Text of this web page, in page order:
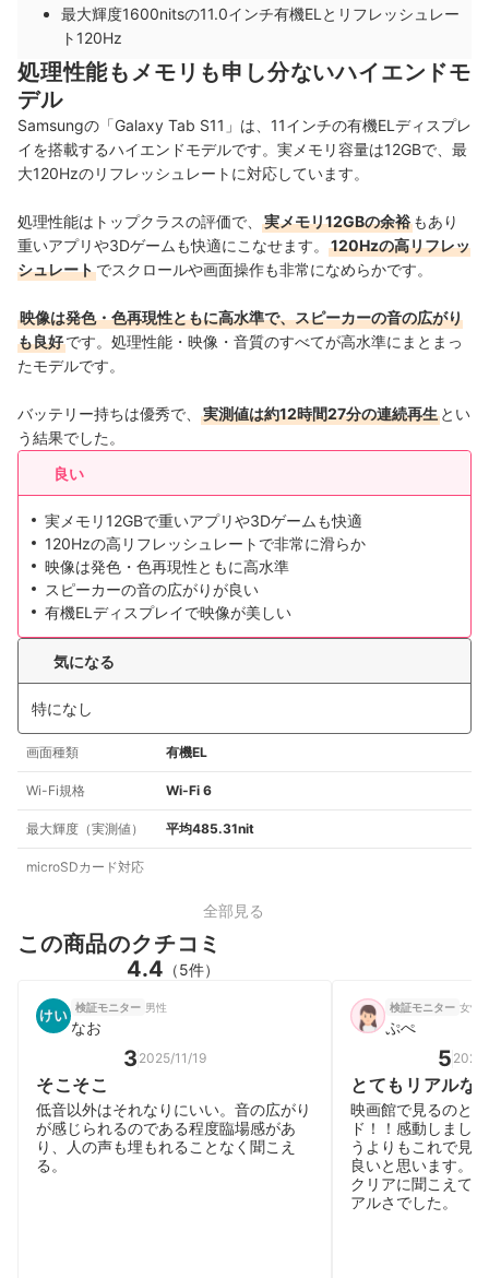
最大輝度1600nitsの11.0インチ有機ELとリフレッシュレー
ト120Hz
処理性能もメモリも申し分ないハイエンドモ
デル
Samsungの「Galaxy Tab S11」は、11インチの有機ELディスプレ
イを搭載するハイエンドモデルです。実メモリ容量は12GBで、最
大120Hzのリフレッシュレートに対応しています。
処理性能はトップクラスの評価で、 実メモリ12GBの余裕 もあり
重いアプリや3Dゲームも快適にこなせます。
120Hzの高リフレッ
シュレートでスクロールや画面操作も非常になめらかです。
映像は発色・色再現性ともに高水準で、スピーカーの音の広がり
も良好です。処理性能・映像・音質のすべてが高水準にまとまっ
たモデルです。
バッテリー持ちは優秀で、 実測値は約12時間27分の連続再生 とい
う結果でした。
良い
実メモリ12GBで重いアプリや3Dゲームも快適
120Hzの高リフレッシュレートで非常に滑らか
映像は発色・色再現性ともに高水準
スピーカーの音の広がりが良い
有機ELディスプレイで映像が美しい
気になる
特になし
画面種類 有機EL
Wi-Fi規格 Wi-Fi 6
最大輝度（実測値） 平均485.31nit
microSDカード対応
全部見る
この商品のクチコミ
4.4 （5件）
検証モニター 男性
なお
3 2025/11/19
そこそこ
低音以外はそれなりにいい。音の広がり
が感じられるのである程度臨場感があ
り、人の声も埋もれることなく聞こえ
る。
検証モニター 女性
ぷぺ
5
とてもリアルな
映画館で見るのと
ド！！感動しまし
うよりもこれで見
良いと思います。
クリアに聞こえて
アルさでした。